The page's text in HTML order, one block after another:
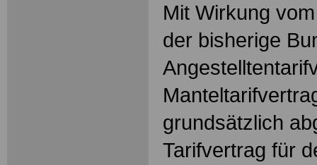
Mit Wirkung
der bisherige
grundsätzlich
Tarifvertrag für